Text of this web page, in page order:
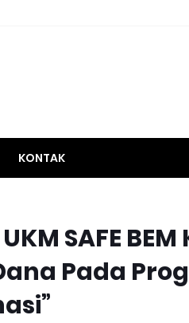
KONTAK
SAFE BEM
Pada